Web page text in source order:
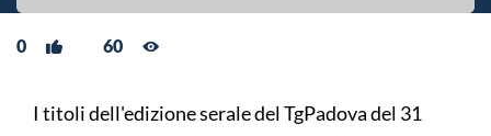
0 60
I titoli dell'edizione serale del TgPadova del 31